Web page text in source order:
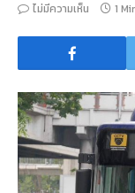
ไม่มีความเห็น
1